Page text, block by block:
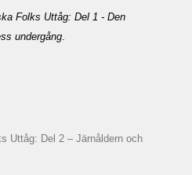
Folks Uttåg: Del 1 - Den
undergång.
Uttåg: Del 2 – Järnåldern och